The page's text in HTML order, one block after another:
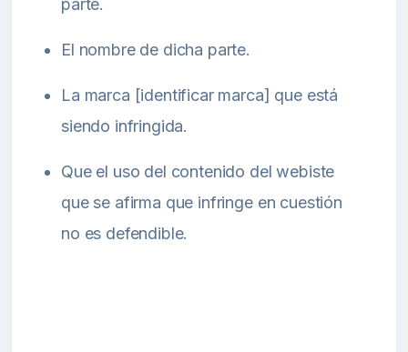
parte.
El nombre de dicha parte.
La marca [identificar marca] que está
siendo infringida.
Que el uso del contenido del webiste
que se afirma que infringe en cuestión
no es defendible.